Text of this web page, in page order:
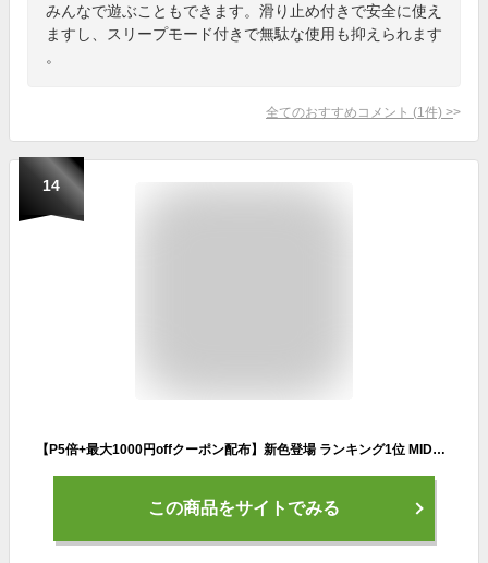
みんなで遊ぶこともできます。滑り止め付きで安全に使え
ますし、スリープモード付きで無駄な使用も抑えられます
。
全てのおすすめコメント (1 件) >
14
【P5倍+最大1000円offクーポン配布】新色登場 ランキング1位 MID公式 マーメイド ダンスマット子供 音楽マット ゲーム プリンセス おもちゃ 電子ピアノマット 4ゲームモード 自動採点 音楽 ダンスゲーム 滑り止め 折りたたみ 軽量ミュージックマット 誕生日 プレゼント
この商品をサイトでみる